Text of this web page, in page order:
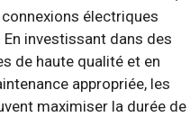
électriques
investissant dans des
de haute qualité et en
appropriée, les
maximiser la durée de